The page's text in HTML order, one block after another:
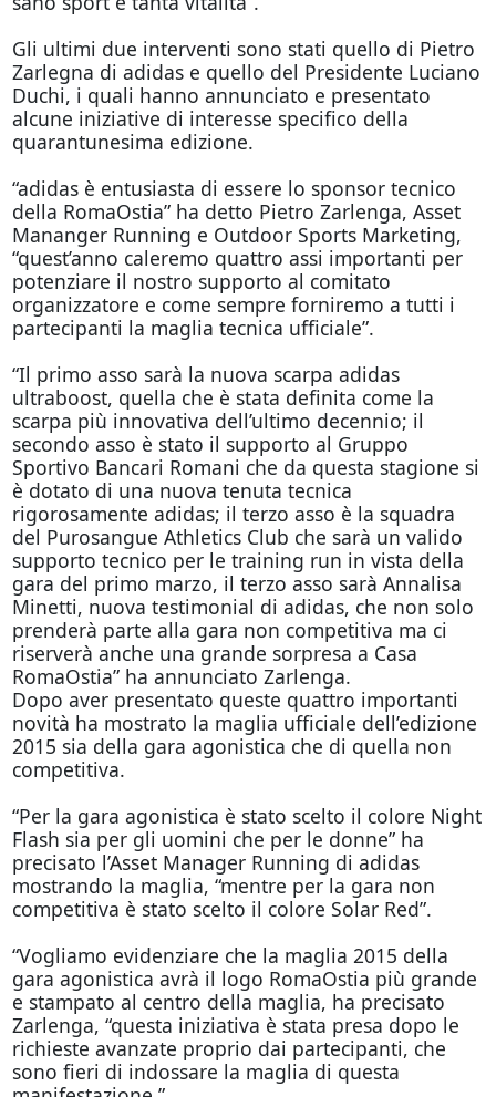
Gli ultimi due interventi sono stati quello di Pietro
Zarlegna di adidas e quello del Presidente Luciano
Duchi, i quali hanno annunciato e presentato
alcune iniziative di interesse specifico della
quarantunesima edizione.
“adidas è entusiasta di essere lo sponsor tecnico
della RomaOstia” ha detto Pietro Zarlenga, Asset
Mananger Running e Outdoor Sports Marketing,
“quest’anno caleremo quattro assi importanti per
potenziare il nostro supporto al comitato
organizzatore e come sempre forniremo a tutti i
partecipanti la maglia tecnica ufficiale”.
“Il primo asso sarà la nuova scarpa adidas
ultraboost, quella che è stata definita come la
scarpa più innovativa dell’ultimo decennio; il
secondo asso è stato il supporto al Gruppo
Sportivo Bancari Romani che da questa stagione si
è dotato di una nuova tenuta tecnica
rigorosamente adidas; il terzo asso è la squadra
del Purosangue Athletics Club che sarà un valido
supporto tecnico per le training run in vista della
gara del primo marzo, il terzo asso sarà Annalisa
Minetti, nuova testimonial di adidas, che non solo
prenderà parte alla gara non competitiva ma ci
riserverà anche una grande sorpresa a Casa
RomaOstia” ha annunciato Zarlenga.
Dopo aver presentato queste quattro importanti
novità ha mostrato la maglia ufficiale dell’edizione
2015 sia della gara agonistica che di quella non
competitiva.
“Per la gara agonistica è stato scelto il colore Night
Flash sia per gli uomini che per le donne” ha
precisato l’Asset Manager Running di adidas
mostrando la maglia, “mentre per la gara non
competitiva è stato scelto il colore Solar Red”.
“Vogliamo evidenziare che la maglia 2015 della
gara agonistica avrà il logo RomaOstia più grande
e stampato al centro della maglia, ha precisato
Zarlenga, “questa iniziativa è stata presa dopo le
richieste avanzate proprio dai partecipanti, che
sono fieri di indossare la maglia di questa